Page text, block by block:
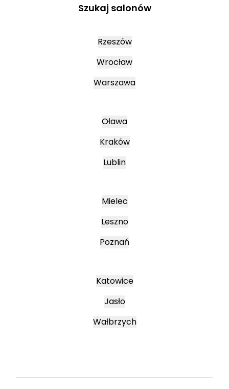
Szukaj salonów
Rzeszów
Wrocław
Warszawa
Oława
Kraków
Lublin
Mielec
Leszno
Poznań
Katowice
Jasło
Wałbrzych